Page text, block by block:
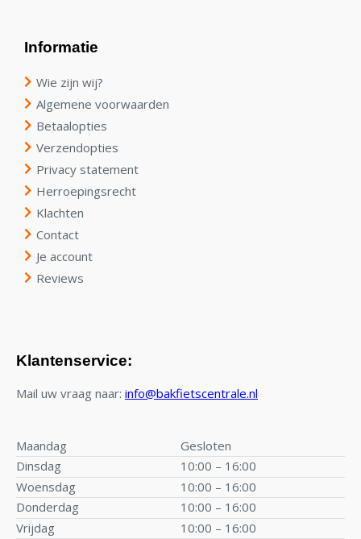
Informatie
Wie zijn wij?
Algemene voorwaarden
Betaalopties
Verzendopties
Privacy statement
Herroepingsrecht
Klachten
Contact
Je account
Reviews
Klantenservice:
Mail uw vraag naar: info@bakfietscentrale.nl
Maandag
Gesloten
Dinsdag
10:00 – 16:00
Woensdag
10:00 – 16:00
Donderdag
10:00 – 16:00
Vrijdag
10:00 – 16:00